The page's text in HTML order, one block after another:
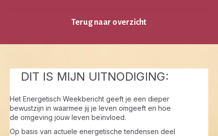
Terug naar overzicht
DIT IS MIJN UITNODIGING:
Het Energetisch Weekbericht geeft je een dieper
bewustzijn in waarmee jij je leven omgeeft en hoe
de omgeving jouw leven beïnvloed.
Op basis van actuele energetische tendensen deel